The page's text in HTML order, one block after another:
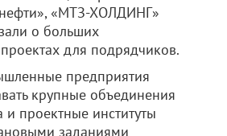
«МТЗ-ХОЛДИНГ»
о больших
для подрядчиков.
предприятия
крупные объединения
и проектные институты
заданиями